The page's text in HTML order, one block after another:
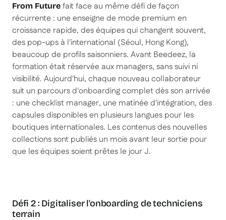
From Future fait face au même défi de façon
récurrente : une enseigne de mode premium en
croissance rapide, des équipes qui changent souvent,
des pop-ups à l'international (Séoul, Hong Kong),
beaucoup de profils saisonniers. Avant Beedeez, la
formation était réservée aux managers, sans suivi ni
visibilité. Aujourd'hui, chaque nouveau collaborateur
suit un parcours d'onboarding complet dès son arrivée
: une checklist manager, une matinée d'intégration, des
capsules disponibles en plusieurs langues pour les
boutiques internationales. Les contenus des nouvelles
collections sont publiés un mois avant leur sortie pour
que les équipes soient prêtes le jour J.
Défi 2 : Digitaliser l'onboarding de techniciens
terrain